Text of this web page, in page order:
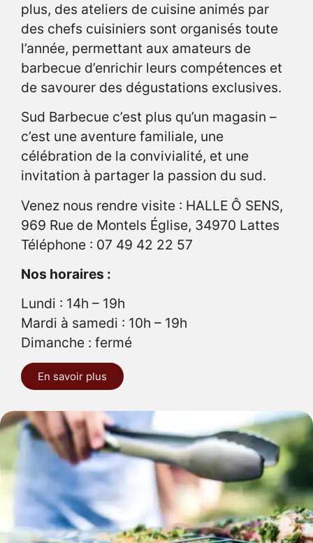
plus, des ateliers de cuisine animés par
des chefs cuisiniers sont organisés toute
l’année, permettant aux amateurs de
barbecue d’enrichir leurs compétences et
de savourer des dégustations exclusives.
Sud Barbecue c’est plus qu’un magasin –
c’est une aventure familiale, une
célébration de la convivialité, et une
invitation à partager la passion du sud.
Venez nous rendre visite : HALLE Ô SENS,
969 Rue de Montels Église, 34970 Lattes
Téléphone : 07 49 42 22 57
Nos horaires :
Lundi : 14h – 19h
Mardi à samedi : 10h – 19h
Dimanche : fermé
En savoir plus